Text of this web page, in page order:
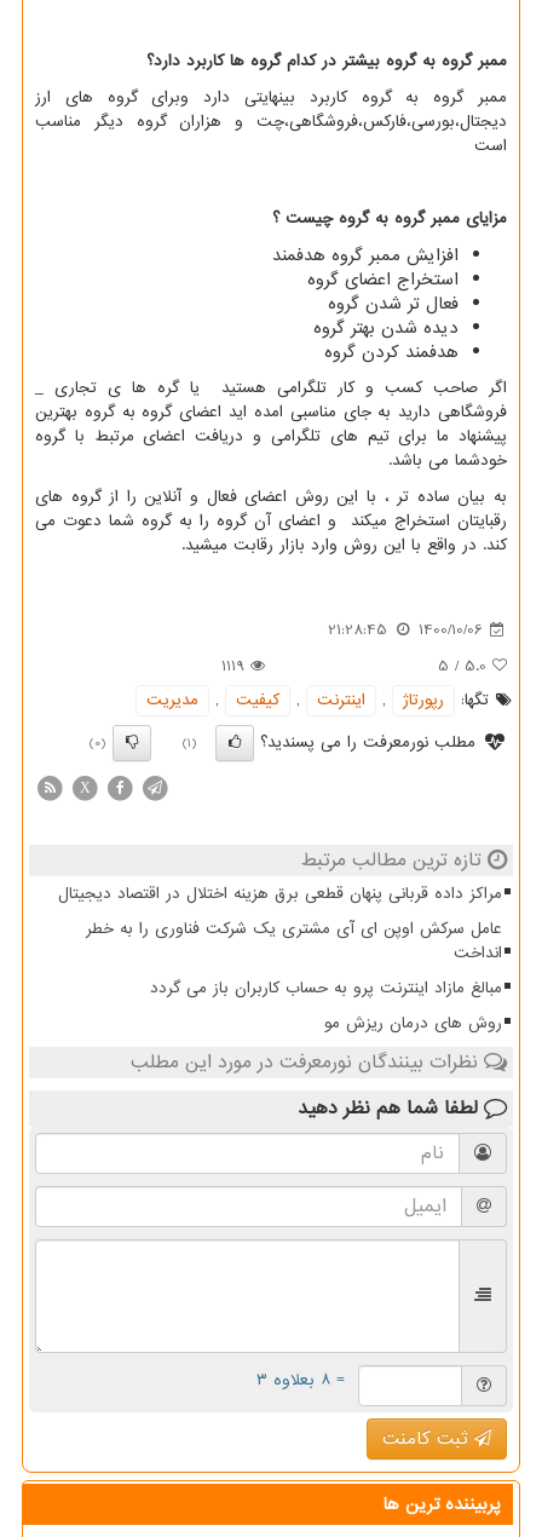
ممبر گروه به گروه بیشتر در کدام گروه ها کاربرد دارد؟
ممبر گروه به گروه کاربرد بینهایتی دارد وبرای گروه های ارز
دیجتال،بورسی،فارکس،فروشگاهی،چت و هزاران گروه دیگر مناسب
است
مزایای ممبر گروه به گروه چیست ؟
افزایش ممبر گروه هدفمند
استخراج اعضای گروه
فعال تر شدن گروه
دیده شدن بهتر گروه
هدفمند کردن گروه
اگر صاحب کسب و کار تلگرامی هستید یا گره ها ی تجاری _
فروشگاهی دارید به جای مناسبی امده اید اعضای گروه به گروه بهترین
پیشنهاد ما برای تیم های تلگرامی و دریافت اعضای مرتبط با گروه
خودشما می باشد.
به بیان ساده تر ، با این روش اعضای فعال و آنلاین را از گروه های
رقبایتان استخراج میکند و اعضای آن گروه را به گروه شما دعوت می
کند. در واقع با این روش وارد بازار رقابت میشید.
1400/10/06
21:28:45
5.0
/
5
1119
تگها:
رپورتاژ , اینترنت , كیفیت ,
مدیریت
مطلب نورمعرفت را می پسندید؟
(1)
(0)
X
تازه ترین مطالب مرتبط
مراکز داده قربانی پنهان قطعی برق هزینه اختلال در اقتصاد دیجیتال
عامل سرکش اوپن ای آی مشتری یک شرکت فناوری را به خطر
انداخت
مبالغ مازاد اینترنت پرو به حساب کاربران باز می گردد
روش های درمان ریزش مو
نظرات بینندگان نورمعرفت در مورد این مطلب
لطفا شما هم نظر دهید
= ۸ بعلاوه ۳
ثبت کامنت
پربیننده ترین ها